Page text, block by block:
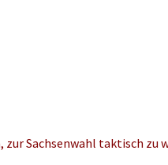
Sachsenwahl taktisch zu